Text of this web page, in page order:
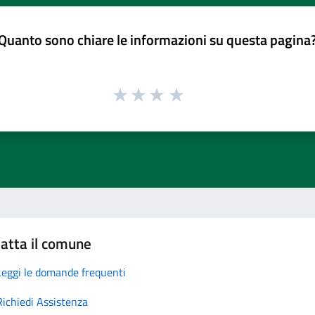
sono chiare le informazioni su questa
il comune
le domande frequenti
Assistenza